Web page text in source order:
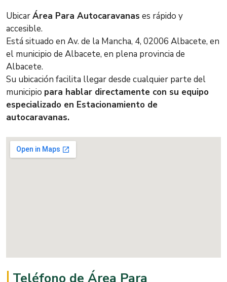
UbicarÁrea Para Autocaravanas es rápido y
accesible.
Está situado en Av. de la Mancha, 4, 02006 Albacete, en
el municipio de Albacete, en plena provincia de
Albacete.
Su ubicación facilita llegar desde cualquier parte del
municipio para hablar directamente con su equipo
especializado en Estacionamiento de
autocaravanas.
Teléfono de Área Para